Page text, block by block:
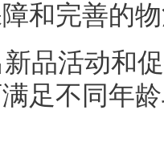
和完善的
品活动和
足不同年